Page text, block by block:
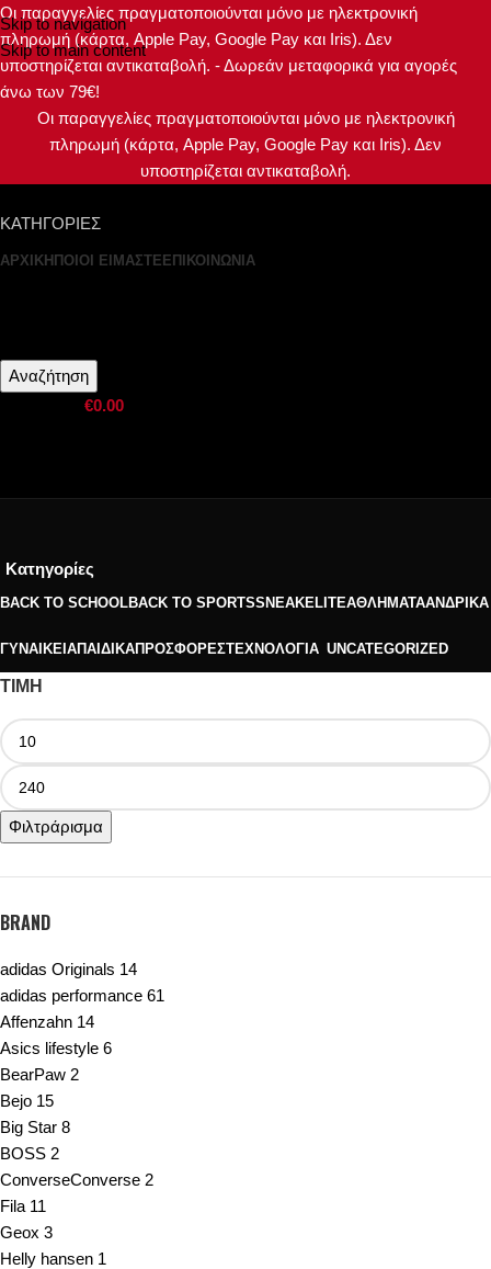
Skip to navigation
Skip to main content
Οι παραγγελίες πραγματοποιούνται μόνο με ηλεκτρονική
πληρωμή (κάρτα, Apple Pay, Google Pay και Iris). Δεν
υποστηρίζεται αντικαταβολή. - Δωρεάν μεταφορικά για αγορές
άνω των 79€!
Οι παραγγελίες πραγματοποιούνται μόνο με ηλεκτρονική
πληρωμή (κάρτα, Apple Pay, Google Pay και Iris). Δεν
υποστηρίζεται αντικαταβολή.
ΚΑΤΗΓΟΡΙΕΣ
ΑΡΧΙΚΗΠΟΙΟΙ ΕΙΜΑΣΤΕΕΠΙΚΟΙΝΩΝΙΑ
Αναζήτηση
€0.00
Κατηγορίες
BACK TO SCHOOLBACK TO SPORTSSNEAKELITEΑΘΛΉΜΑΤΑΑΝΔΡΙΚΆ
ΓΥΝΑΙΚΕΊΑΠΑΙΔΙΚΆΠΡΟΣΦΟΡΈΣΤΕΧΝΟΛΟΓΊΑ UNCATEGORIZED
ΤΙΜΗ
Φιλτράρισμα
BRAND
adidas Originals 14
adidas performance 61
Affenzahn 14
Asics lifestyle 6
BearPaw 2
Bejo 15
Big Star 8
BOSS 2
ConverseConverse 2
Fila 11
Geox 3
Helly hansen 1